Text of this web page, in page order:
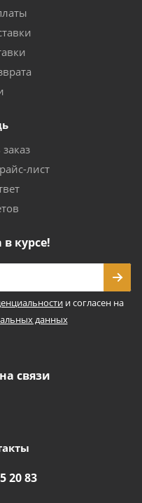
лист
в курсе!
и согласен на
данных
связи
20 83